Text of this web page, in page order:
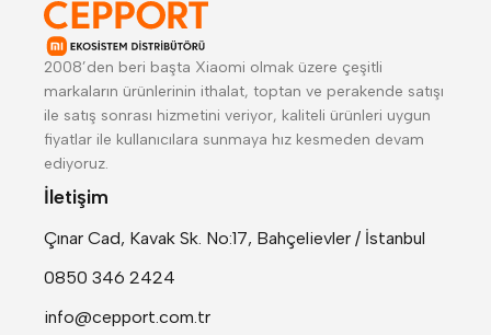
2008’den beri başta Xiaomi olmak üzere çeşitli
markaların ürünlerinin ithalat, toptan ve perakende satışı
ile satış sonrası hizmetini veriyor, kaliteli ürünleri uygun
fiyatlar ile kullanıcılara sunmaya hız kesmeden devam
ediyoruz.
İletişim
Çınar Cad, Kavak Sk. No:17, Bahçelievler / İstanbul
0850 346 2424
info@cepport.com.tr